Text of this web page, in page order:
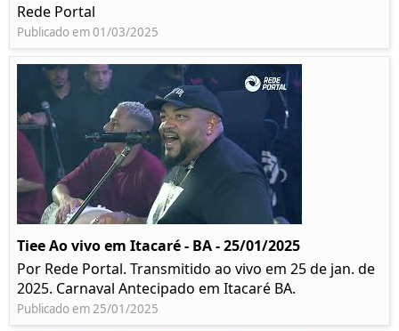
Rede Portal
Publicado em 01/03/2025
Tiee Ao vivo em Itacaré - BA - 25/01/2025
Por Rede Portal. Transmitido ao vivo em 25 de jan. de
2025. Carnaval Antecipado em Itacaré BA.
Publicado em 25/01/2025